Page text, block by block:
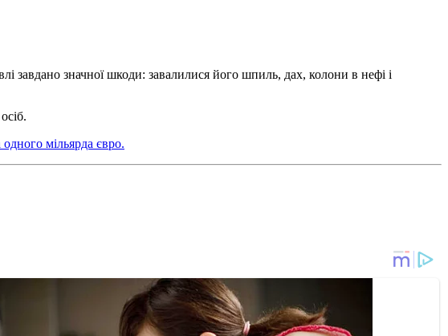
завдано значної шкоди: завалилися його шпиль, дах, колони в нефі і
одного мільярда євро.